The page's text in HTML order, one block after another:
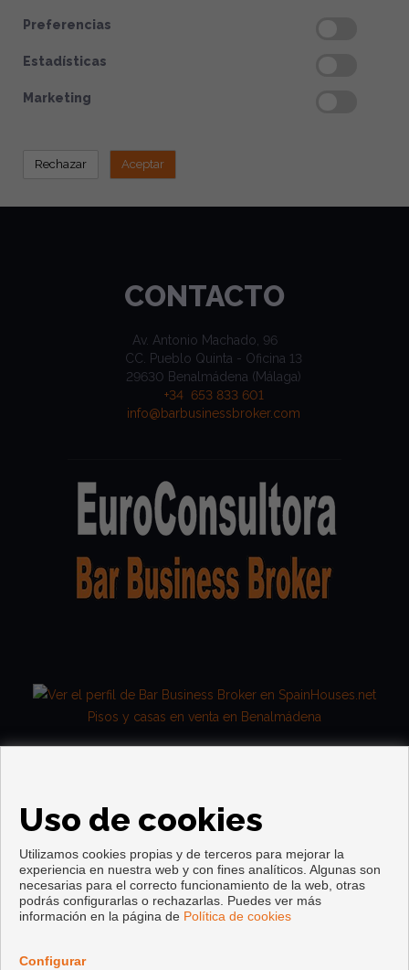
Preferencias
Estadísticas
Marketing
CONTACTO
Av. Antonio Machado, 96
CC. Pueblo Quinta - Oficina 13
29630 Benalmádena (Málaga)
+34 653 833 601
info@barbusinessbroker.com
Pisos y casas en venta en Benalmádena
Copyright © 2026. Todos los derechos reservados.
Aviso legal |Política de privacidad|Política de Cookies
Uso de cookies
Utilizamos cookies propias y de terceros para mejorar la
experiencia en nuestra web y con fines analíticos. Algunas son
necesarias para el correcto funcionamiento de la web, otras
podrás configurarlas o rechazarlas. Puedes ver más
información en la página de Política de cookies
Configurar